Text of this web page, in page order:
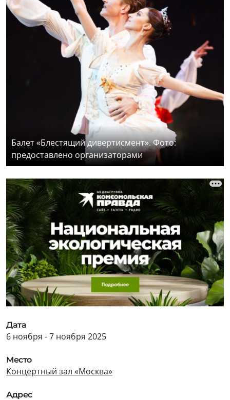
Балет «Блестящий дивертисмент». Фото:
предоставлено организаторами
Дата
6 ноября - 7 ноября 2025
Место
Концертный зал «Москва»
Адрес